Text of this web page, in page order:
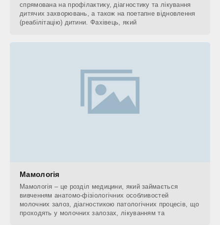
спрямована на профілактику, діагностику та лікування
дитячих захворювань, а також на поетапне відновлення
(реабілітацію) дитини. Фахівець, який
Мамологія
Мамологія – це розділ медицини, який займається
вивченням анатомо-фізіологічних особливостей
молочних залоз, діагностикою патологічних процесів, що
проходять у молочних залозах, лікуванням та